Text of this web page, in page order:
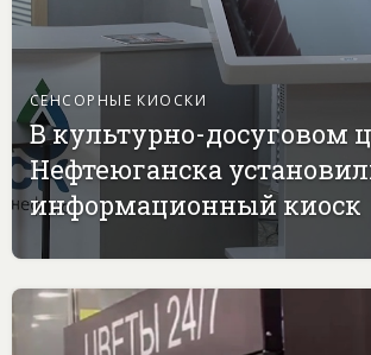
СЕНСОРНЫЕ КИОСКИ
В культурно-досуговом
Нефтеюганска
информационный киоск